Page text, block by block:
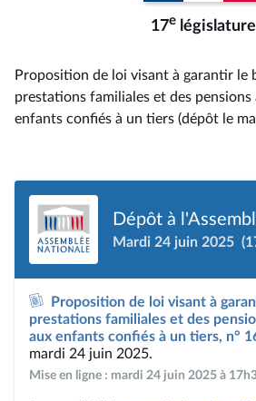
17e législature
Proposition de loi visant à garantir le
prestations familiales et des pensions
enfants confiés à un tiers (dépôt le
Dépôt à
Mardi 24 juin 2025
Proposition de loi visant à
prestations familiales et des
aux enfants confiés à un tiers, n°
mardi 24 juin 2025.
Mise en ligne : mardi 24 juin 2025 à